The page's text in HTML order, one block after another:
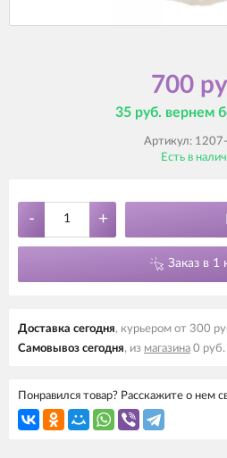
700
35 руб. вернем
Артикул:
Есть в
- +
Заказ в 1
Доставка cегодня, курьером от 300
Самовывоз cегодня, из магазина 0 руб.
Понравился товар? Расскажите о нем